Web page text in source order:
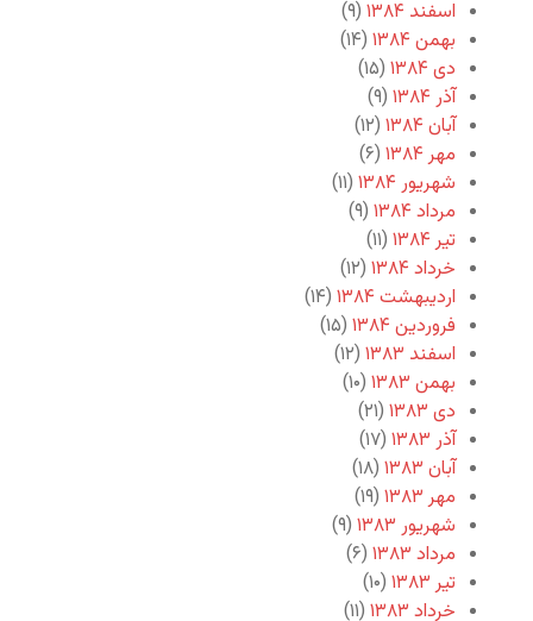
اسفند ۱۳۸۴
(۹)
بهمن ۱۳۸۴
(۱۴)
دی ۱۳۸۴
(۱۵)
آذر ۱۳۸۴
(۹)
آبان ۱۳۸۴
(۱۲)
مهر ۱۳۸۴
(۶)
شهریور ۱۳۸۴
(۱۱)
مرداد ۱۳۸۴
(۹)
تیر ۱۳۸۴
(۱۱)
خرداد ۱۳۸۴
(۱۲)
اردیبهشت ۱۳۸۴
(۱۴)
فروردین ۱۳۸۴
(۱۵)
اسفند ۱۳۸۳
(۱۲)
بهمن ۱۳۸۳
(۱۰)
دی ۱۳۸۳
(۲۱)
آذر ۱۳۸۳
(۱۷)
آبان ۱۳۸۳
(۱۸)
مهر ۱۳۸۳
(۱۹)
شهریور ۱۳۸۳
(۹)
مرداد ۱۳۸۳
(۶)
تیر ۱۳۸۳
(۱۰)
خرداد ۱۳۸۳
(۱۱)